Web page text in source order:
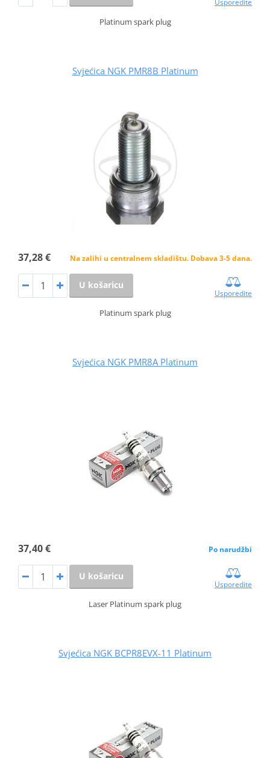
Usporedite
Platinum spark plug
Svjećica NGK PMR8B Platinum
37,28 € Na zalihi u centralnem skladištu. Dobava 3-5 dana.
U košaricu
Usporedite
Platinum spark plug
Svjećica NGK PMR8A Platinum
37,40 € Po narudžbi
U košaricu
Usporedite
Laser Platinum spark plug
Svjećica NGK BCPR8EVX-11 Platinum